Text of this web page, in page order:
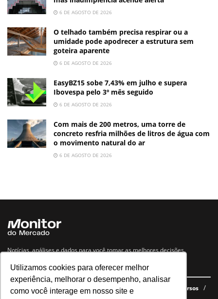
Utilizamos cookies para oferecer melhor
experiência, melhorar o desempenho, analisar
como você interage em nosso site e
6 DE AGOSTO DE 2026
O telhado também precisa respirar ou a
umidade pode apodrecer a estrutura sem
goteira aparente
6 DE AGOSTO DE 2026
EasyBZ15 sobe 7,43% em julho e supera
Ibovespa pelo 3º mês seguido
6 DE AGOSTO DE 2026
Com mais de 200 metros, uma torre de
concreto resfria milhões de litros de água com
o movimento natural do ar
6 DE AGOSTO DE 2026
Notícias, análises e dados para você tomar as melhores decisões.
Navegue no site
Últimas notícias Quem somos E-books gratuitos
Cursos